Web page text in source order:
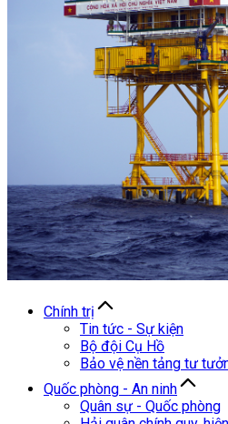
Chính trị
Tin tức - Sự kiện
Bộ đội Cụ Hồ
Bảo vệ nền tảng tư
Quốc phòng - An ninh
Quân sự - Quốc phòng